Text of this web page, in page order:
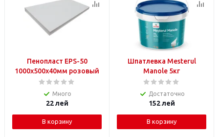
Пенопласт EPS-50
1000x500x40мм розовый
Много
22лей
В корзину
Шпатлевка Mesterul
Manole 5кг
Достаточно
152лей
В корзину